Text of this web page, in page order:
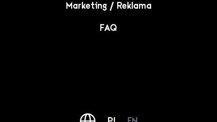
Marketing / Reklama
FAQ